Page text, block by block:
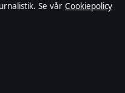
Se vår Cookiepolicy